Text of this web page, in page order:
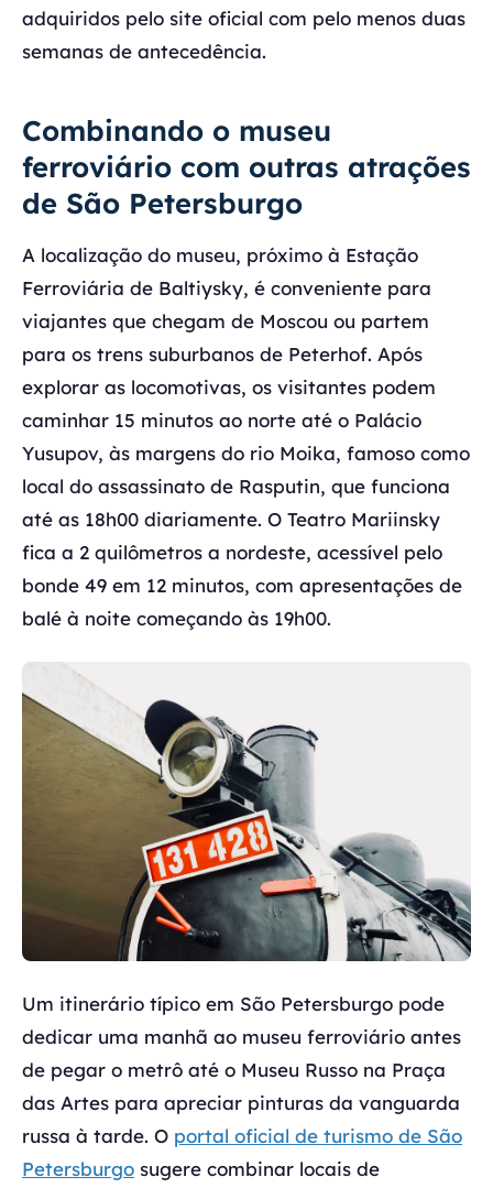
adquiridos pelo site oficial com pelo menos duas
semanas de antecedência.
Combinando o museu
ferroviário com outras atrações
de São Petersburgo
A localização do museu, próximo à Estação
Ferroviária de Baltiysky, é conveniente para
viajantes que chegam de Moscou ou partem
para os trens suburbanos de Peterhof. Após
explorar as locomotivas, os visitantes podem
caminhar 15 minutos ao norte até o Palácio
Yusupov, às margens do rio Moika, famoso como
local do assassinato de Rasputin, que funciona
até as 18h00 diariamente. O Teatro Mariinsky
fica a 2 quilômetros a nordeste, acessível pelo
bonde 49 em 12 minutos, com apresentações de
balé à noite começando às 19h00.
Um itinerário típico em São Petersburgo pode
dedicar uma manhã ao museu ferroviário antes
de pegar o metrô até o Museu Russo na Praça
das Artes para apreciar pinturas da vanguarda
russa à tarde. O portal oficial de turismo de São
Petersburgo sugere combinar locais de